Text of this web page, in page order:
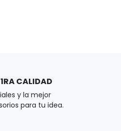
CALIDAD
y la mejor
para tu idea.